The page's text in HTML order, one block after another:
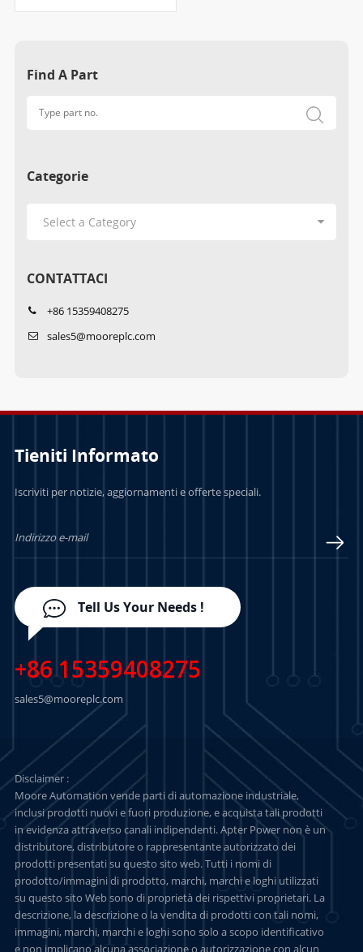
Find A Part
Categorie
CONTATTACI
+86 15359408275
sales5@mooreplc.com
Tieniti Informato
Iscriviti per notizie, aggiornamenti e offerte speciali.
Tell Us Your Needs !
+86 15359408275
sales5@mooreplc.com
Disclaimer :
Moore Automation vende parti di automazione industriale,
inclusi prodotti nuovi e fuori produzione, e acquista tali prodotti
in evidenza attraverso canali indipendenti. Apter Power non è un
distributore, distributore o rappresentante autorizzato dei
prodotti presentati su questo sito web. Tutti i nomi di
prodotto/immagini di prodotto, marchi, marchi e loghi utilizzati
su questo sito Web sono di proprietà dei rispettivi proprietari. La
descrizione, la descrizione o la vendita di prodotti con tali nomi,
immagini, marchi, marchi e loghi sono solo a scopo identificativo
e non implicano alcuna associazione o autorizzazione con alcun